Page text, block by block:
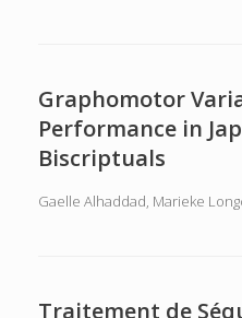
Graphomotor
Performance in
Biscriptuals
Gaelle Alhaddad, Marieke
Traitement de